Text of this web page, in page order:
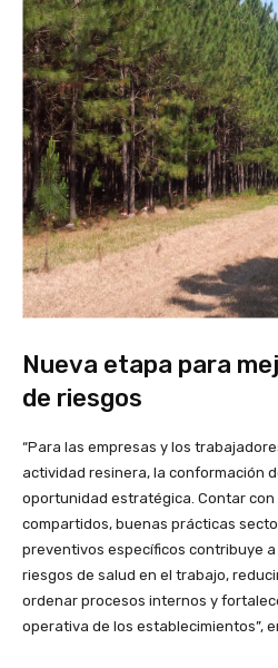
Nueva etapa para
de riesgos
“Para las empresas y los
actividad resinera, la conformación
oportunidad estratégica. Contar
compartidos, buenas prácticas
preventivos específicos contribuye
riesgos de salud en el trabajo,
ordenar procesos internos y
operativa de los establecimientos”,